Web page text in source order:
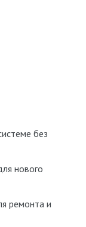
без
нового
ремонта и